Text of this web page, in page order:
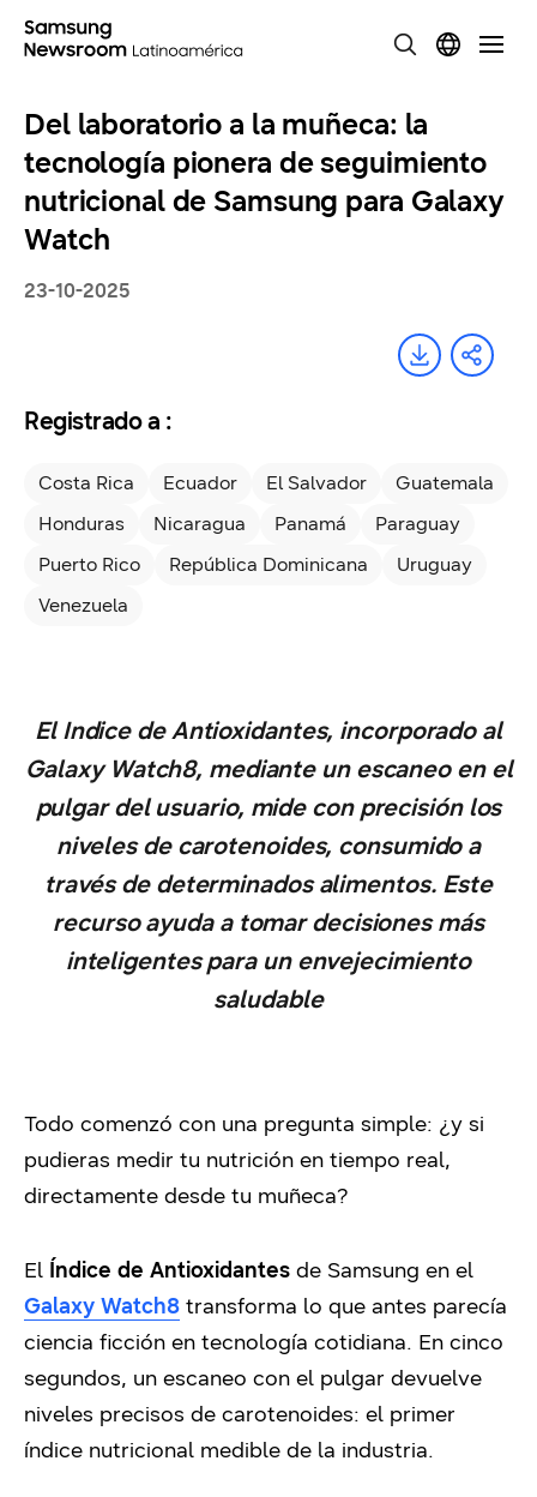
Del laboratorio a la muñeca: la
tecnología pionera de seguimiento
nutricional de Samsung para Galaxy
Watch
23-10-2025
Registrado a :
Costa Rica Ecuador El Salvador
Guatemala
Honduras
Nicaragua Panamá
Paraguay
Puerto Rico
República Dominicana
Uruguay
Venezuela
El Indice de Antioxidantes, incorporado al
Galaxy Watch8, mediante un escaneo en el
pulgar del usuario, mide con precisión los
niveles de carotenoides, consumido a
través de determinados alimentos. Este
recurso ayuda a tomar decisiones más
inteligentes para un envejecimiento
saludable
Todo comenzó con una pregunta simple: ¿y si
pudieras medir tu nutrición en tiempo real,
directamente desde tu muñeca?
El Índice de Antioxidantes de Samsung en el
Galaxy Watch8 transforma lo que antes parecía
ciencia ficción en tecnología cotidiana. En cinco
segundos, un escaneo con el pulgar devuelve
niveles precisos de carotenoides: el primer
índice nutricional medible de la industria.